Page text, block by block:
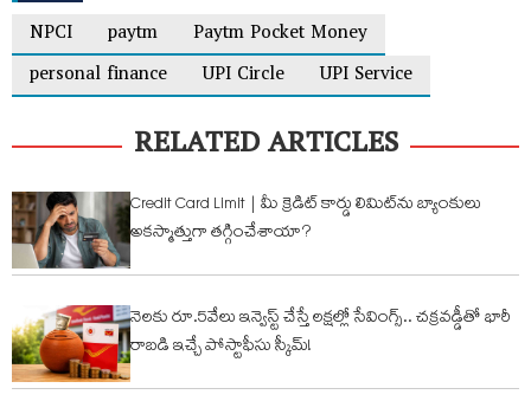
NPCI
paytm
Paytm Pocket Money
personal finance
UPI Circle UPI Service
RELATED ARTICLES
Credit Card Limit | మీ క్రెడిట్ కార్డు లిమిట్‌‌ను బ్యాంకులు
అకస్మాత్తుగా తగ్గించేశాయా?
నెలకు రూ.5వేలు ఇన్వెస్ట్ చేస్తే లక్షల్లో సేవింగ్స్.. చక్రవడ్డీతో భారీ
రాబడి ఇచ్చే పోస్టాఫీసు స్కీమ్!